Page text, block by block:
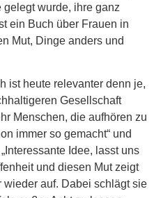
wurde, ihre ganz
ein Buch über Frauen in
Mut, Dinge anders und
ist heute relevanter denn je,
Gesellschaft
Menschen, die aufhören zu
immer so gemacht“ und
Idee, lasst uns
und diesen Mut zeigt
auf. Dabei schlägt sie